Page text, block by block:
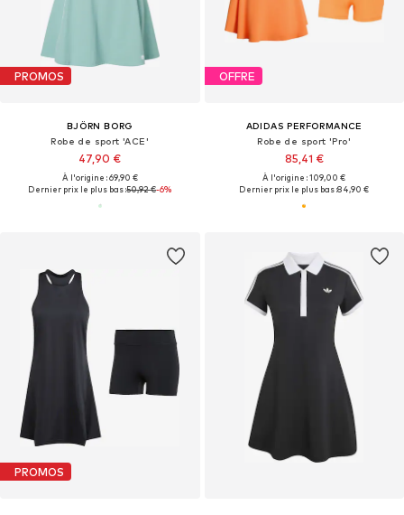
PROMOS
BJÖRN BORG
Robe de sport 'ACE'
47,90 €
À l'origine : 69,90 €
Dernier prix le plus bas :50,92 €-6%
OFFRE
ADIDAS PERFORMANCE
Robe de sport 'Pro'
85,41 €
À l'origine : 109,00 €
Dernier prix le plus bas :84,90 €
PROMOS